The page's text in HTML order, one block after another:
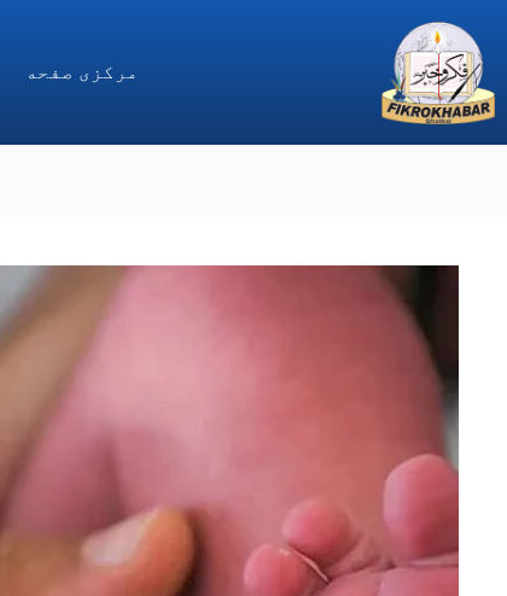
content
مركزى صفحه